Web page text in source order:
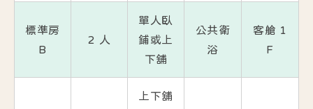
標準房
B
2 人
單人臥
鋪或上
下舖
公共衛
浴
客艙 1
F
上下舖